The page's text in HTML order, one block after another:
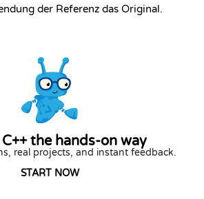
der Referenz das Original.
the hands-on way
real projects, and instant feedback.
START NOW